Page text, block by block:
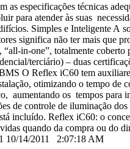
especificações técnicas
para atender às suas
Simples e Inteligente A
significa não ter mais que
in-one”, totalmente coberto
terciário) – duas
O Reflex iC60 tem
otimizando o tempo de
aumentando os tempos para
de controle de iluminação
incluído. Reflex iC60: o
quando da compra ou do
10/14/2011 2:07:18 AM